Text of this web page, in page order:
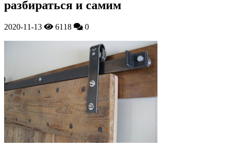
разбираться и самим
2020-11-13 6118 0